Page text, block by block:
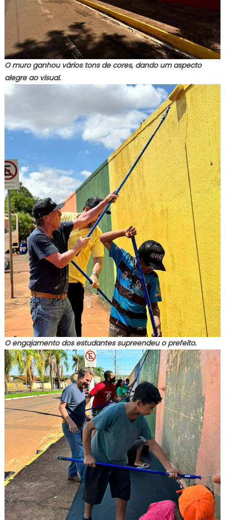
O muro ganhou vários tons de cores, dando um aspecto
alegre ao visual.
O engajamento dos estudantes supreendeu o prefeito.